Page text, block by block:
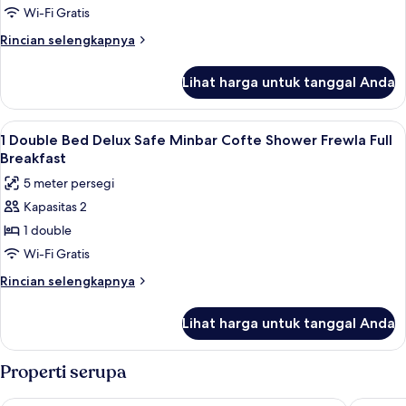
Wi-Fi Gratis
Rincian selengkapnya
Rincian
Kamar
Lihat harga untuk tanggal Anda
Lihat
semua
foto
untuk
1
Double
Bed
Delux
Cofte
Frewla
Full
Seprai antialergi, minibar, brankas,
5
1 Double Bed Delux Safe Minbar Cofte Shower Frewla Full
Breakfast
5 meter persegi
Kapasitas 2
1 double
Wi-Fi Gratis
Rincian selengkapnya
Rincian
1
Double
Bed
Delux
Lihat harga untuk tanggal Anda
Properti serupa